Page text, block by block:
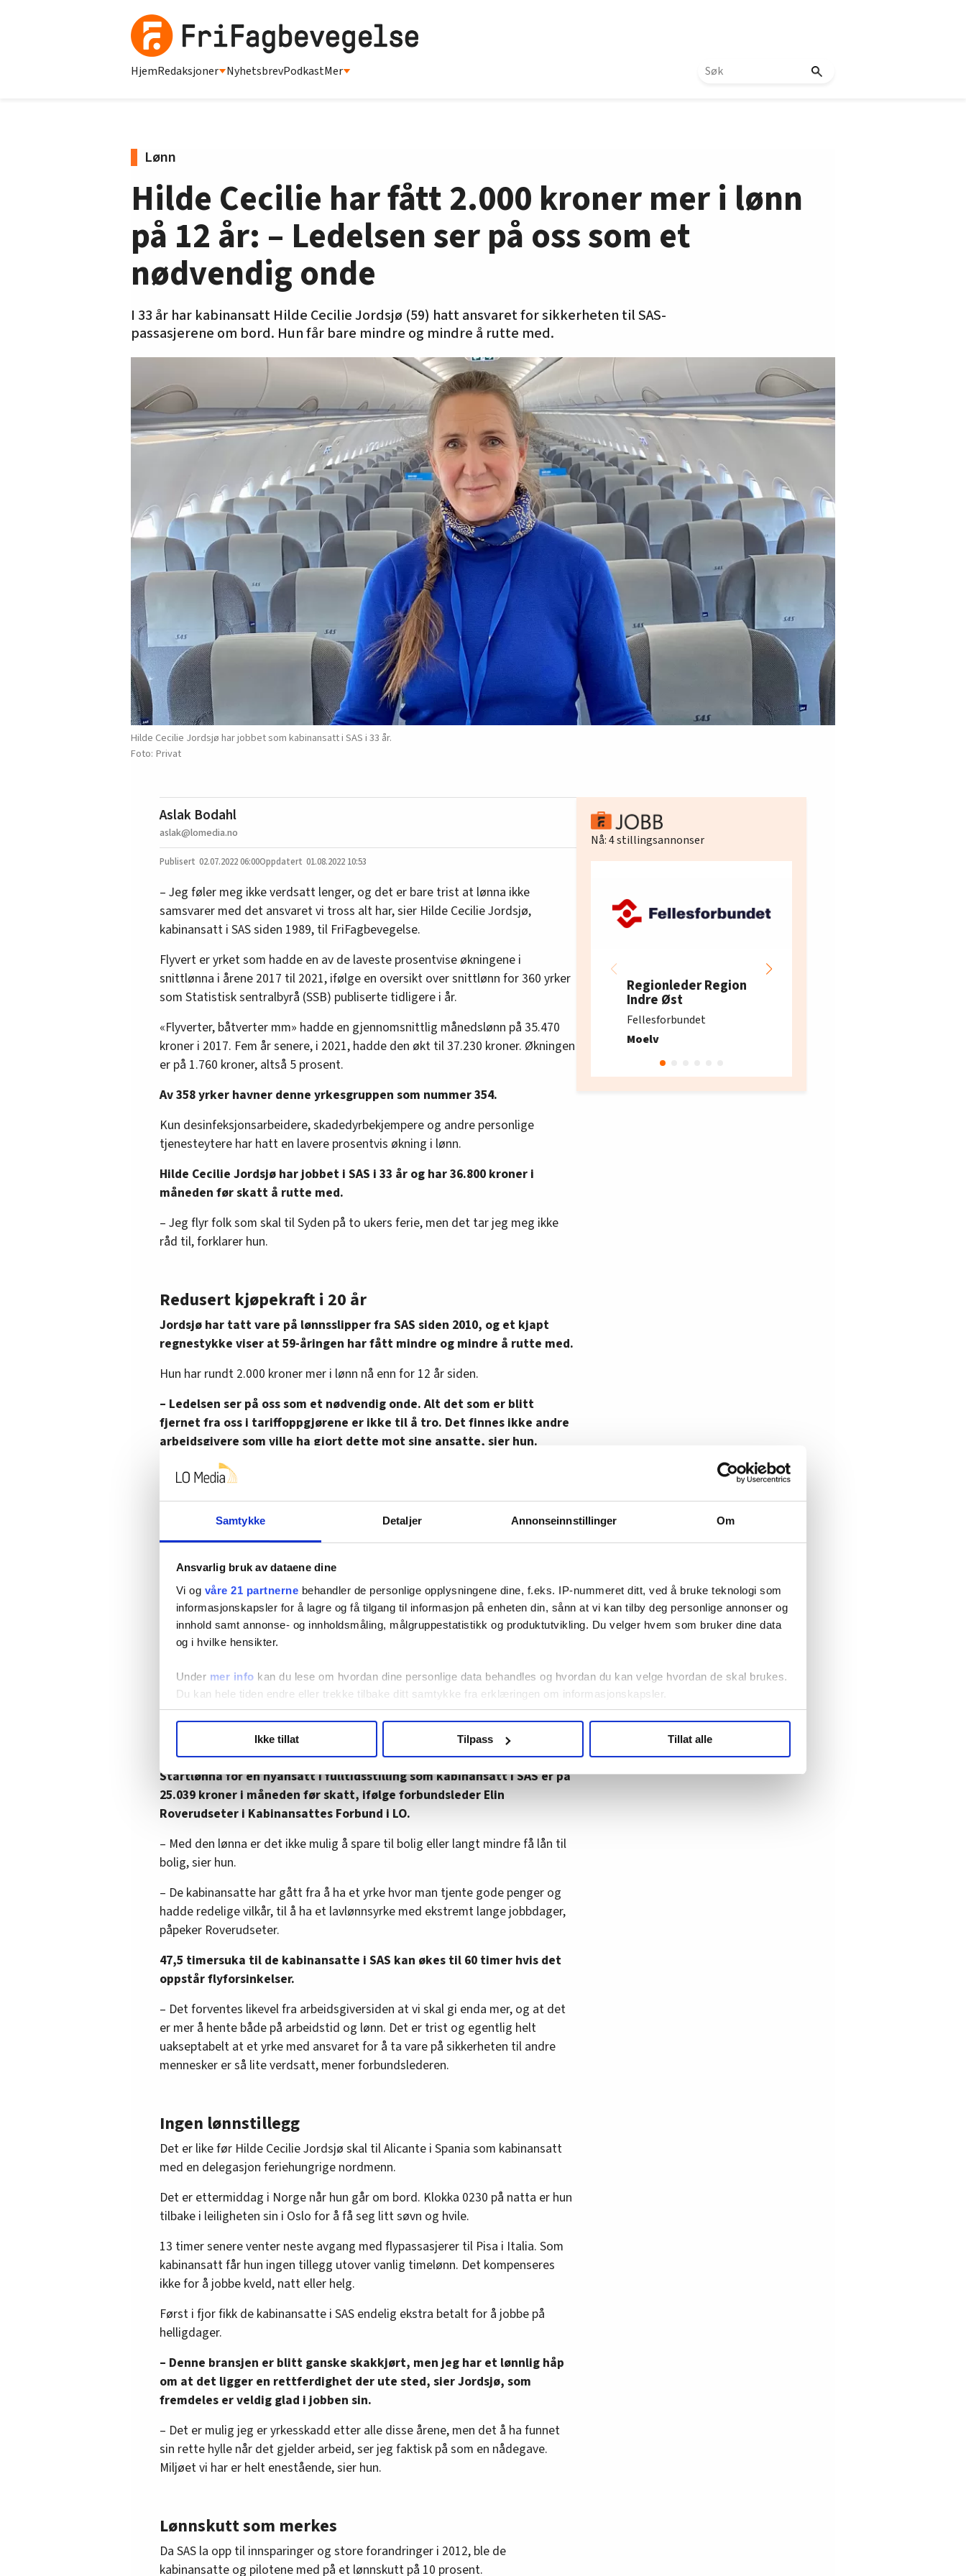
Samtykke Detaljer Annonseinnstillinger Om
Ansvarlig bruk av dataene dine
Vi og våre 21 partnerne behandler de personlige opplysningene dine, f.eks. IP-nummeret ditt, ved å bruke teknologi som
informasjonskapsler for å lagre og få tilgang til informasjon på enheten din, sånn at vi kan tilby deg personlige annonser og
innhold samt annonse- og innholdsmåling, målgruppestatistikk og produktutvikling. Du velger hvem som bruker dine data
og i hvilke hensikter.
Under mer info kan du lese om hvordan dine personlige data behandles og hvordan du kan velge hvordan de skal brukes.
Du kan hele tiden endre eller trekke tilbake ditt samtykke fra erklæringen om informasjonskapsler.
hvordan våre nettsider blir brukt slik at vi tilby relevant innhold, tilpassede annonser og utarbeide statistikk.
annonsering. Disse er angitt i oversikten lengre ned på denne siden.
Ikke tillat Tilpass Tillat alle
HjemRedaksjoner NyhetsbrevPodkastMer
Lønn
Hilde Cecilie har fått 2.000 kroner mer i lønn
på 12 år: – Ledelsen ser på oss som et
nødvendig onde
I 33 år har kabinansatt Hilde Cecilie Jordsjø (59) hatt ansvaret for sikkerheten til SAS-
passasjerene om bord. Hun får bare mindre og mindre å rutte med.
Hilde Cecilie Jordsjø har jobbet som kabinansatt i SAS i 33 år.
Privat
Aslak Bodahl
aslak@lomedia.no
02.07.202206:00 01.08.2022 10:53
– Jeg føler meg ikke verdsatt lenger, og det er bare trist at lønna ikke
samsvarer med det ansvaret vi tross alt har, sier Hilde Cecilie Jordsjø,
kabinansatt i SAS siden 1989, til FriFagbevegelse.
Flyvert er yrket som hadde en av de laveste prosentvise økningene i
snittlønna i årene 2017 til 2021, ifølge en oversikt over snittlønn for 360 yrker
som Statistisk sentralbyrå (SSB) publiserte tidligere i år.
«Flyverter, båtverter mm» hadde en gjennomsnittlig månedslønn på 35.470
kroner i 2017. Fem år senere, i 2021, hadde den økt til 37.230 kroner. Økningen
er på 1.760 kroner, altså 5 prosent.
Av 358 yrker havner denne yrkesgruppen som nummer 354.
Kun desinfeksjonsarbeidere, skadedyrbekjempere og andre personlige
tjenesteytere har hatt en lavere prosentvis økning i lønn.
Hilde Cecilie Jordsjø har jobbet i SAS i 33 år og har 36.800 kroner i
måneden før skatt å rutte med.
– Jeg flyr folk som skal til Syden på to ukers ferie, men det tar jeg meg ikke
råd til, forklarer hun.
Redusert kjøpekraft i 20 år
Jordsjø har tatt vare på lønnsslipper fra SAS siden 2010, og et kjapt
regnestykke viser at 59-åringen har fått mindre og mindre å rutte med.
Hun har rundt 2.000 kroner mer i lønn nå enn for 12 år siden.
– Ledelsen ser på oss som et nødvendig onde. Alt det som er blitt
fjernet fra oss i tariffoppgjørene er ikke til å tro. Det finnes ikke andre
arbeidsgivere som ville ha gjort dette mot sine ansatte, sier hun.
– Jeg og andre kabinansatte med en god del år i SAS-luften har opplevd en
Medregnet prisøkning, lønnsnedgang, lønnsfrys og fjerning av kompensasjon
i lønn, er det ikke vanskelig å forstå at Hilde Cecilie og de andre kabinansatte
befinner seg i bunnsjiktet på lønnsstatistikken.
Kjøpekraft er lønnsvekst minus prisvekst. Om prisene øker mer enn
lønna di, taper du kjøpekraft.
I 2021, for eksempel, tapte de aller fleste kjøpekraft fordi prisene økte mer
enn lønna.
Har et lavlønnsyrke
Startlønna for en nyansatt i fulltidsstilling som kabinansatt i SAS er på
25.039 kroner i måneden før skatt, ifølge forbundsleder Elin
Roverudseter i Kabinansattes Forbund i LO.
– Med den lønna er det ikke mulig å spare til bolig eller langt mindre få lån til
bolig, sier hun.
– De kabinansatte har gått fra å ha et yrke hvor man tjente gode penger og
hadde redelige vilkår, til å ha et lavlønnsyrke med ekstremt lange jobbdager,
påpeker Roverudseter.
47,5 timersuka til de kabinansatte i SAS kan økes til 60 timer hvis det
oppstår flyforsinkelser.
– Det forventes likevel fra arbeidsgiversiden at vi skal gi enda mer, og at det
er mer å hente både på arbeidstid og lønn. Det er trist og egentlig helt
uakseptabelt at et yrke med ansvaret for å ta vare på sikkerheten til andre
mennesker er så lite verdsatt, mener forbundslederen.
Ingen lønnstillegg
Det er like før Hilde Cecilie Jordsjø skal til Alicante i Spania som kabinansatt
med en delegasjon feriehungrige nordmenn.
Det er ettermiddag i Norge når hun går om bord. Klokka 0230 på natta er hun
tilbake i leiligheten sin i Oslo for å få seg litt søvn og hvile.
13 timer senere venter neste avgang med flypassasjerer til Pisa i Italia. Som
kabinansatt får hun ingen tillegg utover vanlig timelønn. Det kompenseres
ikke for å jobbe kveld, natt eller helg.
Først i fjor fikk de kabinansatte i SAS endelig ekstra betalt for å jobbe på
helligdager.
– Denne bransjen er blitt ganske skakkjørt, men jeg har et lønnlig håp
om at det ligger en rettferdighet der ute sted, sier Jordsjø, som
fremdeles er veldig glad i jobben sin.
– Det er mulig jeg er yrkesskadd etter alle disse årene, men det å ha funnet
sin rette hylle når det gjelder arbeid, ser jeg faktisk på som en nådegave.
Miljøet vi har er helt enestående, sier hun.
Lønnskutt som merkes
Da SAS la opp til innsparinger og store forandringer i 2012, ble de
kabinansatte og pilotene med på et lønnskutt på 10 prosent.
Nå:4stillingsannonser
Regionleder Region
Indre Øst
Fellesforbundet
Moelv